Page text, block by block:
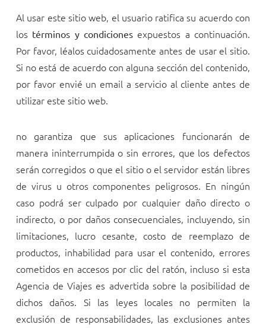
Al usar este sitio web, el usuario ratifica su acuerdo con
los términos y condiciones expuestos a continuación.
Por favor, léalos cuidadosamente antes de usar el sitio.
Si no está de acuerdo con alguna sección del contenido,
por favor envié un email a servicio al clienteantes de
utilizar este sitio web.
no garantiza que sus aplicaciones funcionarán de
manera ininterrumpida o sin errores, que los defectos
serán corregidos o que el sitio o el servidor están libres
de virus u otros componentes peligrosos. En ningún
caso podrá ser culpado por cualquier daño directo o
indirecto, o por daños consecuenciales, incluyendo, sin
limitaciones, lucro cesante, costo de reemplazo de
productos, inhabilidad para usar el contenido, errores
cometidos en accesos por clic del ratón, incluso si esta
Agencia de Viajes es advertida sobre la posibilidad de
dichos daños. Si las leyes locales no permiten la
exclusión de responsabilidades, las exclusiones antes